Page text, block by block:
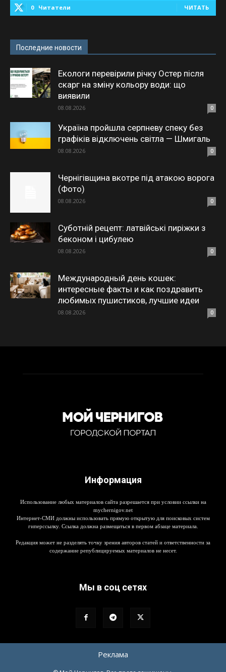
0 Читатели ЧИТАТЬ
Последние новости
Екологи перевірили річку Остер після
скарг на зміну кольору води: що
виявили
08.08.2026 0
Україна пройшла серпневу спеку без
графіків відключень світла — Шмигаль
08.08.2026 0
Чернігівщина вкотре під атакою ворога
(Фото)
08.08.2026 0
Суботній рецепт: латвійські пиріжки з
беконом і цибулею
08.08.2026 0
Международный день кошек:
интересные факты и как поздравить
любимых пушистиков, лучшие идеи
08.08.2026 0
Информация
Использование любых материалов сайта разрешается при условии ссылки на
mychernigov.net
Интернет-СМИ должны использовать прямую открытую для поисковых систем
гиперссылку. Ссылка должна размещаться в первом абзаце материала.
Редакция может не разделять точку зрения авторов статей и ответственности за
содержание републицируемых материалов не несет.
Мы в соц сетях
Реклама